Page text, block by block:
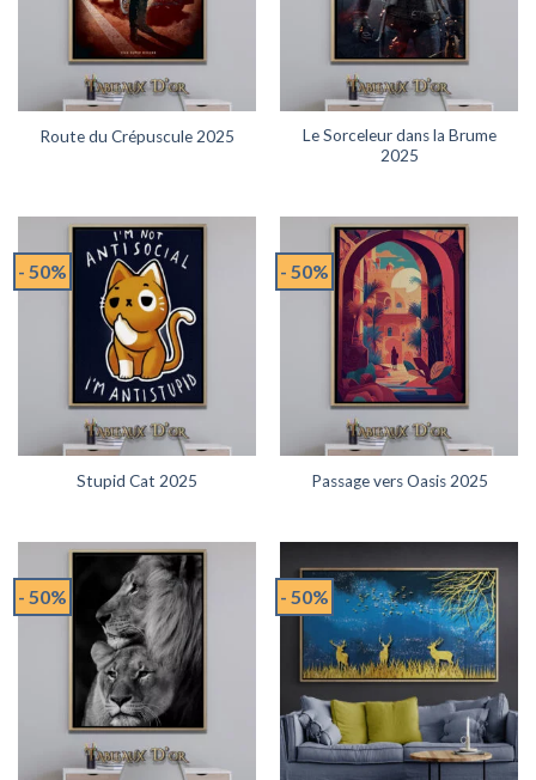
Route du Crépuscule 2025
Le Sorceleur dans la Brume
2025
- 50%
Stupid Cat 2025
- 50%
Passage vers Oasis 2025
- 50% - 50%